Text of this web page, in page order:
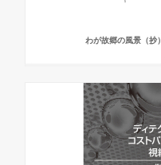
わが故郷の風景（抄）